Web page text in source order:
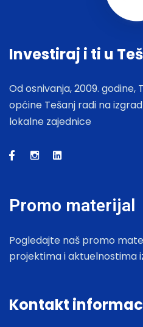
Investiraj i ti u
Od osnivanja, 2009. godine,
općine Tešanj radi na
lokalne zajednice
Promo materijal
Pogledajte naš promo
projektima i aktuelnostima
Kontakt